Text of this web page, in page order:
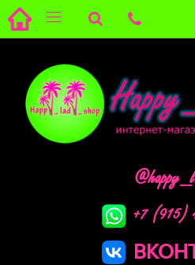
+7 (915)